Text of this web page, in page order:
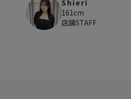
Shieri
161cm
店舗STAFF